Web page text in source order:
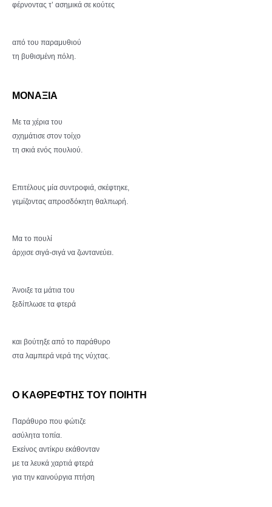
φέρνοντας τ’ ασημικά σε κούτες
από του παραμυθιού
τη βυθισμένη πόλη.
ΜΟΝΑΞΙΑ
Με τα χέρια του
σχημάτισε στον τοίχο
τη σκιά ενός πουλιού.
Επιτέλους μία συντροφιά, σκέφτηκε,
γεμίζοντας απροσδόκητη θαλπωρή.
Μα το πουλί
άρχισε σιγά-σιγά να ζωντανεύει.
Άνοιξε τα μάτια του
ξεδίπλωσε τα φτερά
και βούτηξε από το παράθυρο
στα λαμπερά νερά της νύχτας.
Ο ΚΑΘΡΕΦΤΗΣ ΤΟΥ ΠΟΙΗΤΗ
Παράθυρο που φώτιζε
ασύλητα τοπία.
Εκείνος αντίκρυ εκάθονταν
με τα λευκά χαρτιά φτερά
για την καινούργια πτήση